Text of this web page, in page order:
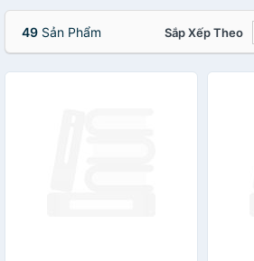
49 Sản Phẩm Sắp Xếp Theo